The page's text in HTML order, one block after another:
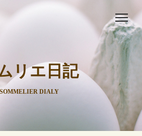
リエ日記
SOMMELIER DIALY